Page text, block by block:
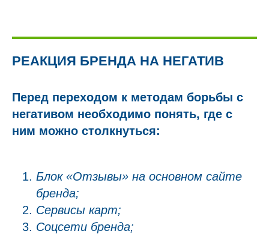
РЕАКЦИЯ БРЕНДА НА НЕГАТИВ
Перед переходом к методам борьбы с
негативом необходимо понять, где с
ним можно столкнуться:
Блок «Отзывы» на основном сайте
бренда;
Сервисы карт;
Соцсети бренда;